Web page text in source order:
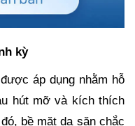
kỳ
áp dụng nhằm hỗ
hút mỡ và kích thích
bề mặt da săn chắc